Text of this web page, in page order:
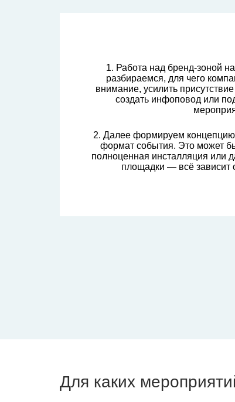
1. Работа над бренд-зоной
разбираемся, для чего
внимание, усилить
создать инфоповод или
2. Далее формируем
формат события. Это может
полноценная инсталляция или
площадки — всё зависит
Для каких